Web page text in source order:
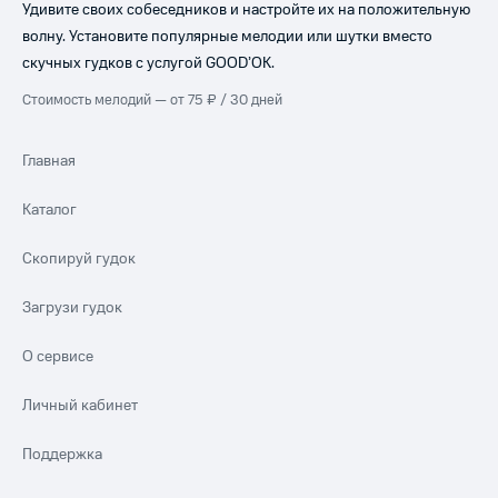
Удивите своих собеседников и настройте их на положительную
волну. Установите популярные мелодии или шутки вместо
скучных гудков с услугой GOOD’OK.
Стоимость мелодий — от 75 ₽ / 30 дней
Главная
Каталог
Скопируй гудок
Загрузи гудок
О сервисе
Личный кабинет
Поддержка